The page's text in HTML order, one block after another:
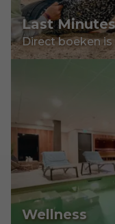
Last Minutes
Direct boeken
Wellness